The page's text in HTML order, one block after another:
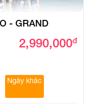
- GRAND
2,990,000đ
Ngày khác